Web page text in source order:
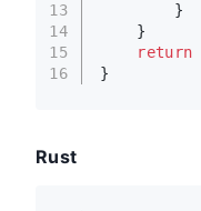
13
14
15
16
        }
    }
return
}
Rust